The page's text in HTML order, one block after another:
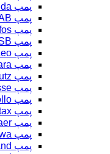
پمپ Calpeda
پمپ DAB
پمپ Grundfos
پمپ KSB
پمپ Leo
پمپ Lowara
پمپ Lutz
پمپ Oddesse
پمپ Pedrollo
پمپ Pentax
پمپ Saer
پمپ Sawa
پمپ Sea Land